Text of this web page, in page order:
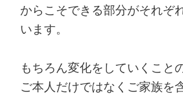
からこそできる部分がそれぞ
います。
もちろん変化をしていくこと
ご本人だけではなくご家族を